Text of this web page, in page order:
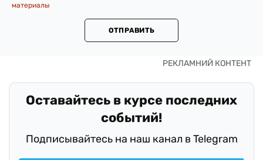
материалы
ОТПРАВИТЬ
Оставайтесь в курсе последних
событий!
Подписывайтесь на наш канал в Telegram